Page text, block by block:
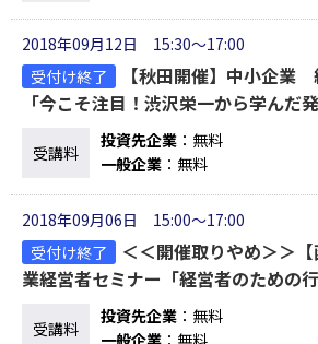
2018年09月12日 15:30～17:00
受付け終了
【秋田開催】中小企業
「今こそ注目！渋沢栄一から学んだ発
受講料
投資先企業 ：無料
一般企業 ：無料
2018年09月06日 15:00～17:00
受付け終了
＜＜開催取りやめ＞＞
業経営者セミナー「経営者のための行
受講料
投資先企業 ：無料
一般企業 ：無料